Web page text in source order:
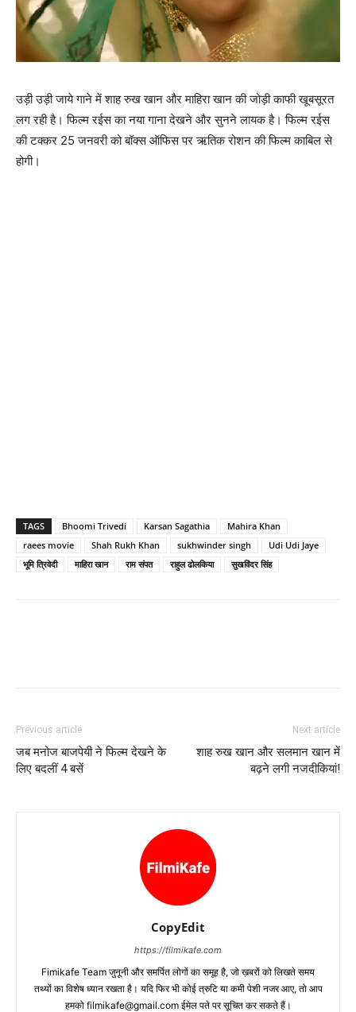
उड़ी उड़ी जाये गाने में शाह रुख खान और माहिरा खान की जोड़ी काफी खूबसूरत
लग रही है। फिल्‍म रईस का नया गाना देखने और सुनने लायक है। फिल्‍म रईस
की टक्‍कर 25 जनवरी को बॉक्‍स ऑफिस पर ऋतिक रोशन की फिल्‍म काबिल से
होगी।
TAGS Bhoomi Trivedi Karsan Sagathia
Mahira Khan
raees movie
Shah Rukh Khan sukhwinder singh
Udi Udi Jaye
भूमि त्रिवेदी
माहिरा खान राम संपत राहुल ढोलकिया सुखविंदर सिंह
Previous article
जब मनोज बाजपेयी ने फिल्‍म देखने के
लिए बदलीं 4 बसें
Next article
शाह रुख खान और सलमान खान में
बढ़ने लगी नजदीकियां!
CopyEdit
https://filmikafe.com
Fimikafe Team जुनूनी और समर्पित लोगों का समूह है, जो ख़बरों को लिखते समय
तथ्‍यों का विशेष ध्‍यान रखता है। यदि फिर भी कोई त्रुटि या कमी पेशी नजर आए, तो आप
हमको filmikafe@gmail.com ईमेल पते पर सूचित कर सकते हैं।